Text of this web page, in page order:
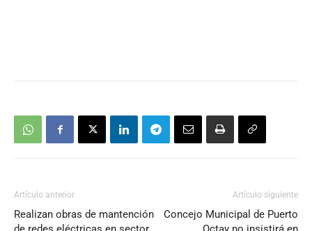
Artículo anterior
Realizan obras de mantención
Artículo siguiente
Concejo Municipal de Puerto